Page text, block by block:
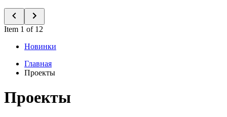
Item 1 of 12
Новинки
Главная
Проекты
Проекты